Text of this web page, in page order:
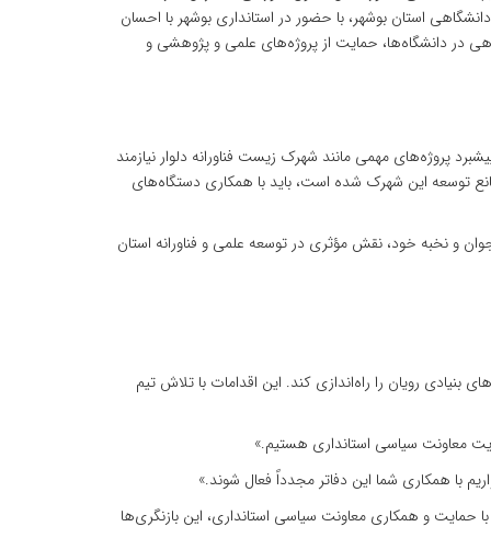
استان بوشهر، با حضور در استانداری بوشهر با احسان
در دانشگاه‌ها، حمایت از پروژه‌های علمی و پژوهشی و
پروژه‌های مهمی مانند شهرک زیست فناورانه دلوار نیازمند
توسعه این شهرک شده است، باید با همکاری دستگاه‌های
و نخبه خود، نقش مؤثری در توسعه علمی و فناورانه استان
رویان را راه‌اندازی کند. این اقدامات با تلاش تیم
معاونت سیاسی استانداری هستیم.»
با همکاری شما این دفاتر مجدداً فعال شوند.»
حمایت و همکاری معاونت سیاسی استانداری، این بازنگری‌ها